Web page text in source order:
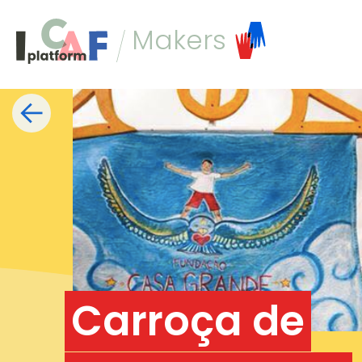
Makers
Type
Discipline
Location
Mo &
muziek
Carroça de